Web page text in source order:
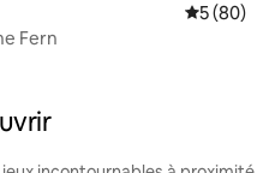
5 (80)
Fern